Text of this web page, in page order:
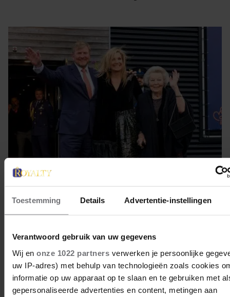
Toestemming Details Advertentie-instellingen
Verantwoord gebruik van uw gegevens
Wij en onze 1022 partnersverwerken je persoonlijke
uw IP-adres) met behulp van technologieën zoals cookies
informatie op uw apparaat op te slaan en te gebruiken met
gepersonaliseerde advertenties en content, metingen aan
21 april 2026
KONINGSPAAR EN PRINSES
VOORPROEFJE OP
KONINGSDAG
Koning Willem-Alexander en koningin Máxima
komen maandagavond alvast in Friese sferen tijdens
het traditionele Koningsdagconcert in Dokkum.